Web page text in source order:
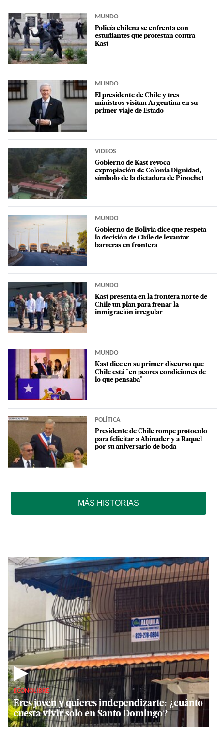
MUNDO
Policía chilena se enfrenta con
estudiantes que protestan contra
Kast
MUNDO
El presidente de Chile y tres
ministros visitan Argentina en su
primer viaje de Estado
VIDEOS
Gobierno de Kast revoca
expropiación de Colonia Dignidad,
símbolo de la dictadura de Pinochet
MUNDO
Gobierno de Bolivia dice que respeta
la decisión de Chile de levantar
barreras en frontera
MUNDO
Kast presenta en la frontera norte de
Chile un plan para frenar la
inmigración irregular
MUNDO
Kast dice en su primer discurso que
Chile está "en peores condiciones de
lo que pensaba"
POLÍTICA
Presidente de Chile rompe protocolo
para felicitar a Abinader y a Raquel
por su aniversario de boda
MÁS HISTORIAS
▶
ECONOLIBRE
Eres joven y quieres independizarte: ¿cuánto
cuesta vivir solo en Santo Domingo?